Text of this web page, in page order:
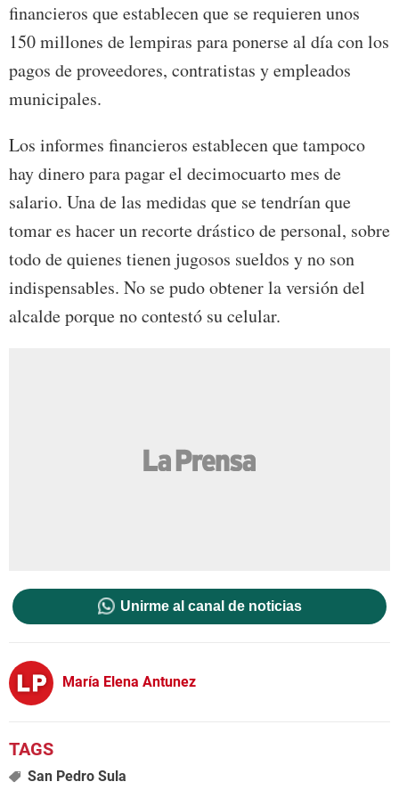
financieros que establecen que se requieren unos
150 millones de lempiras para ponerse al día con los
pagos de proveedores, contratistas y empleados
municipales.
Los informes financieros establecen que tampoco
hay dinero para pagar el decimocuarto mes de
salario. Una de las medidas que se tendrían que
tomar es hacer un recorte drástico de personal, sobre
todo de quienes tienen jugosos sueldos y no son
indispensables. No se pudo obtener la versión del
alcalde porque no contestó su celular.
Unirme al canal de noticias
María Elena Antunez
San Pedro Sula